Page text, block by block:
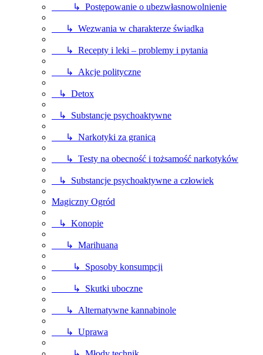
↳ Postępowanie o ubezwłasnowolnienie
↳ Wezwania w charakterze świadka
↳ Recepty i leki – problemy i pytania
↳ Akcje polityczne
↳ Detox
↳ Substancje psychoaktywne
↳ Narkotyki za granicą
↳ Testy na obecność i tożsamość narkotyków
↳ Substancje psychoaktywne a człowiek
Magiczny Ogród
↳ Konopie
↳ Marihuana
↳ Sposoby konsumpcji
↳ Skutki uboczne
↳ Alternatywne kannabinole
↳ Uprawa